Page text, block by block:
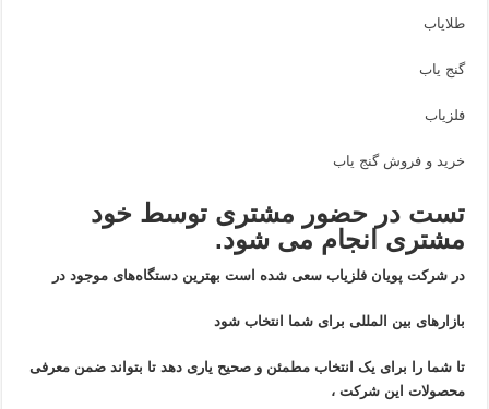
طلایاب
گنج یاب
فلزیاب
خرید و فروش گنج یاب
تست در حضور مشتری توسط خود
مشتری انجام می شود.
در شرکت پویان فلزیاب سعی شده است بهترین دستگاه‌های موجود در
بازار‌های بین المللی برای شما انتخاب شود
تا شما را برای یک انتخاب مطمئن و صحیح یاری دهد تا بتواند ضمن معرفی
محصولات این شرکت ،